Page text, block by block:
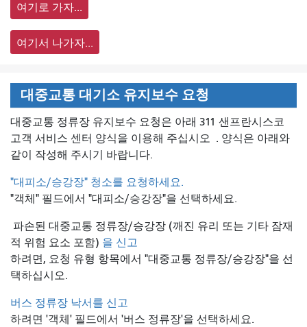
여기로 가자...
여기서 나가자...
대중교통 대기소 유지보수 요청
대중교통 정류장 유지보수 요청은 아래 311 샌프란시스코
고객 서비스 센터 양식을 이용해 주십시오 . 양식은 아래와
같이 작성해 주시기 바랍니다.
"대피소/승강장" 청소를 요청하세요.
"객체" 필드에서 "대피소/승강장"을 선택하세요.
파손된 대중교통 정류장/승강장 (깨진 유리 또는 기타 잠재
적 위험 요소 포함) 을 신고
하려면, 요청 유형 항목에서 "대중교통 정류장/승강장"을 선
택하십시오.
버스 정류장 낙서를 신고
하려면 '객체' 필드에서 '버스 정류장'을 선택하세요.